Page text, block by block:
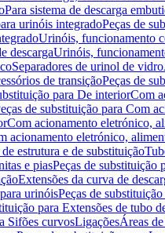
Para sistema de descarga
urinóis integradoPeças de
Urinóis, funcionamento
descargaUrinóis,
Separadores de urinol de vidro
de transiçãoPeças de
para De interiorCom
de substituição para Com
Com acionamento eletrónico,
acionamento eletrónico,
estrutura e de substituição
e piasPeças de substituição
Extensões da curva de
urinóisPeças de
para Extensões de tubo
Sifões curvosLigaçõesÁreas